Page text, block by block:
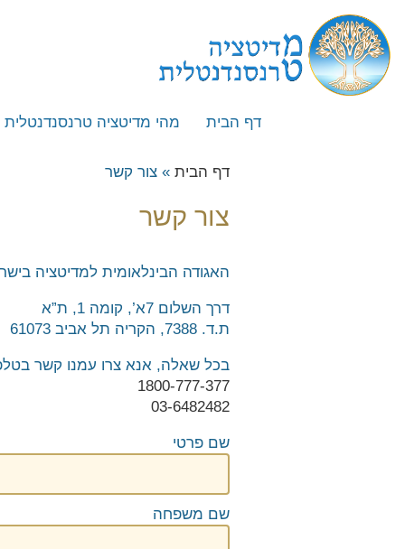
דף הבית
מהי מדיטציה טרנסנדנטלית
ייחודה של השיטה
מייסד השיטה – מהרישי מהש
המלצה לספר – העוצמה
שאלות נפוצות
לימוד מדיטציה
מלגה ללימוד נפגעי מלחמת
דף הבית » צור קשר
צור קשר
האגודה הבינלאומית למדיטציה
דרך השלום 7א’, קומה 1, ת”א
ת.ד. 7388, הקריה תל אביב 61073
בכל שאלה, אנא צרו עמנו קשר
1800-777-377
03-6482482
שם פרטי
שם משפחה